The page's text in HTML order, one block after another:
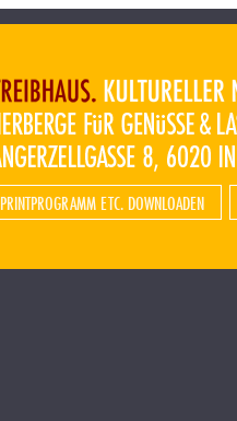
PRINTPROGRAMM ETC. DOWNLOADEN